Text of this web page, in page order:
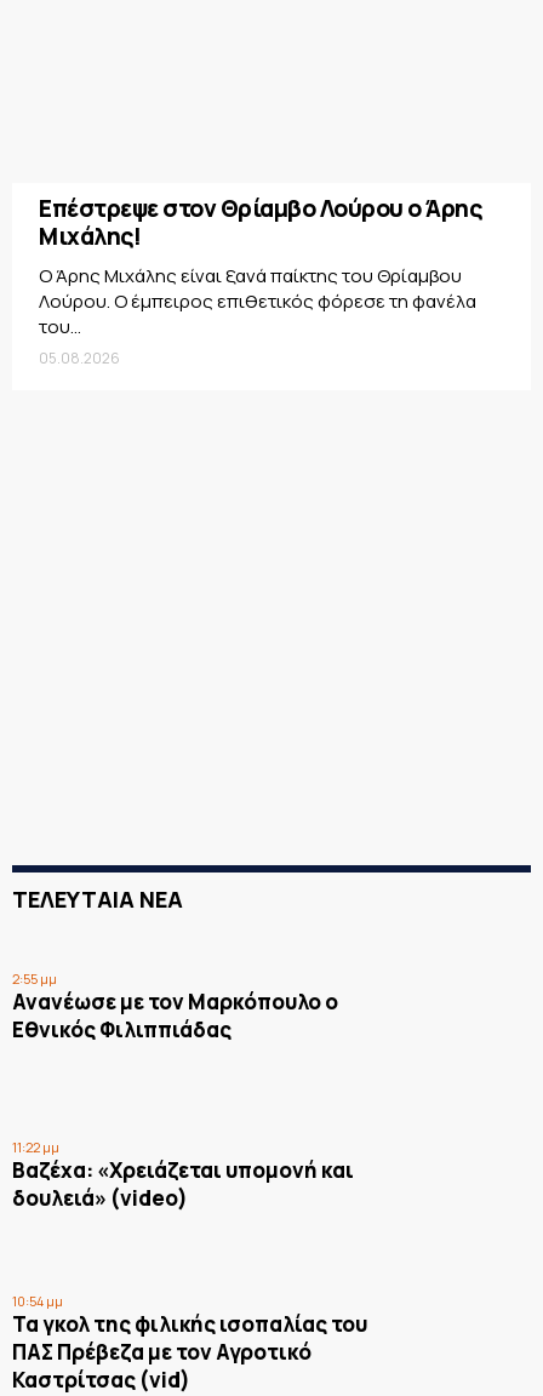
Επέστρεψε στον Θρίαμβο Λούρου ο Άρης
Μιχάλης!
Ο Άρης Μιχάλης είναι ξανά παίκτης του Θρίαμβου
Λούρου. Ο έμπειρος επιθετικός φόρεσε τη φανέλα
του...
05.08.2026
ΤΕΛΕΥΤΑΙΑ ΝΕΑ
2:55 μμ
Ανανέωσε με τον Μαρκόπουλο ο
Εθνικός Φιλιππιάδας
11:22 μμ
Βαζέχα: «Χρειάζεται υπομονή και
δουλειά» (video)
10:54 μμ
Τα γκολ της φιλικής ισοπαλίας του
ΠΑΣ Πρέβεζα με τον Αγροτικό
Καστρίτσας (vid)